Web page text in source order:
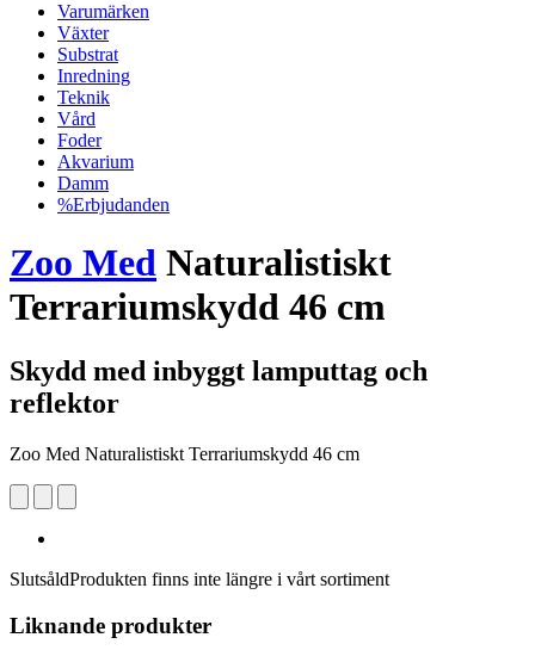
Varumärken
Växter
Substrat
Inredning
Teknik
Vård
Foder
Akvarium
Damm
%Erbjudanden
Zoo Med Naturalistiskt
Terrariumskydd 46 cm
Skydd med inbyggt lamputtag och
reflektor
Zoo Med Naturalistiskt Terrariumskydd 46 cm
SlutsåldProdukten finns inte längre i vårt sortiment
Liknande produkter